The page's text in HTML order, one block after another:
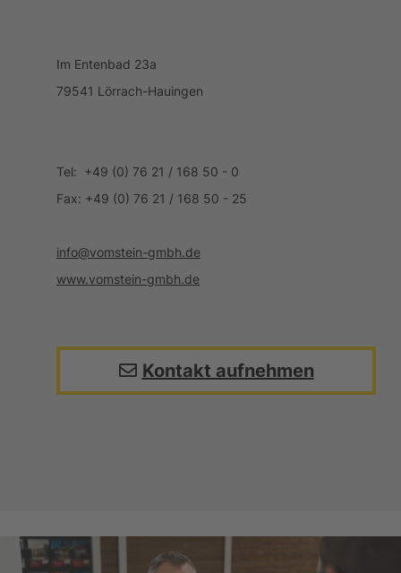
Im Entenbad 23a
79541 Lörrach-Hauingen
Tel: +49 (0) 76 21 / 168 50 - 0
Fax: +49 (0) 76 21 / 168 50 - 25
info@vomstein-gmbh.de
www.vomstein-gmbh.de
Kontakt aufnehmen